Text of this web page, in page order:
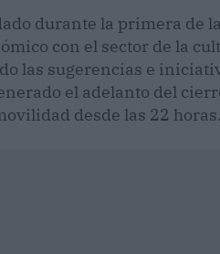
durante la primera de
con el sector de la
las sugerencias e
el adelanto del
desde las 22 horas.